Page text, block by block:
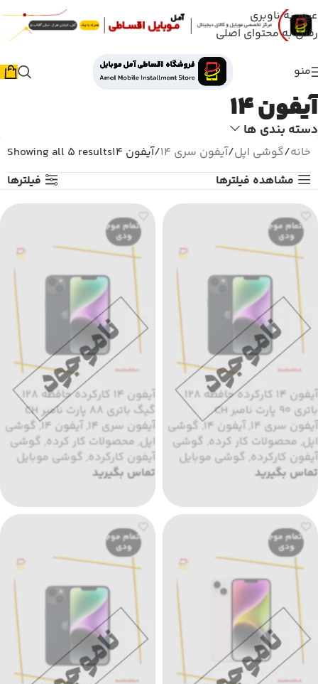
عبور به ناوبری
رفتن به محتوای اصلی
منو
آیفون 14
دسته بندی ها
خانه گوشی اپل آیفون سری 14 آیفون 14
Showing all 5 results
مشاهده فیلترها
فیلترها
اتمام موج
ودی
آیفون 14 کارکرده حافظه 128
باتری 90 پارت نامبر CH
آیفون سری 14
, آیفون 14 , گوشی
اپل, محصولات کار کرده, گوشی
آیفون کارکرده, گوشی موبایل
تماس بگیرید
اتمام موج
ودی
آیفون 14 کارکرده حافظه 128
گیگ باتری 88 پارت نامبر CH
آیفون سری 14
, آیفون 14 , گوشی
اپل, محصولات کار کرده, گوشی
آیفون کارکرده, گوشی موبایل
تماس بگیرید
اتمام موج
ودی
اتمام موج
ودی